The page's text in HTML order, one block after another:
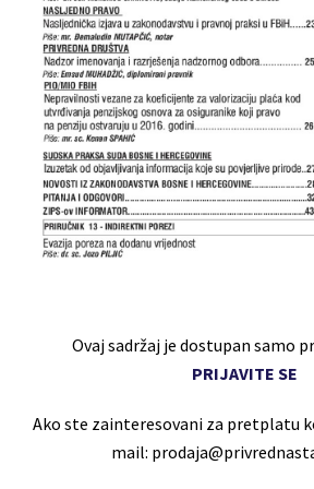
Ovaj sadržaj je dostupan samo
PRIJAVITE SE
Ako ste zainteresovani za pretplatu
mail: